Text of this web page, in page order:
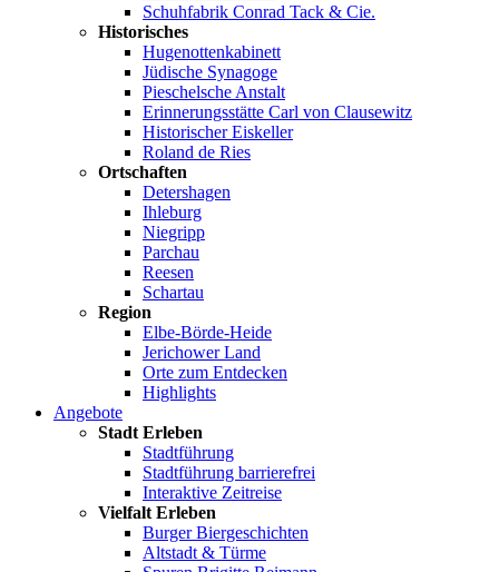
Schuhfabrik Conrad Tack & Cie.
Historisches
Hugenottenkabinett
Jüdische Synagoge
Pieschelsche Anstalt
Erinnerungsstätte Carl von Clausewitz
Historischer Eiskeller
Roland de Ries
Ortschaften
Detershagen
Ihleburg
Niegripp
Parchau
Reesen
Schartau
Region
Elbe-Börde-Heide
Jerichower Land
Orte zum Entdecken
Highlights
Angebote
Stadt Erleben
Stadtführung
Stadtführung barrierefrei
Interaktive Zeitreise
Vielfalt Erleben
Burger Biergeschichten
Altstadt & Türme